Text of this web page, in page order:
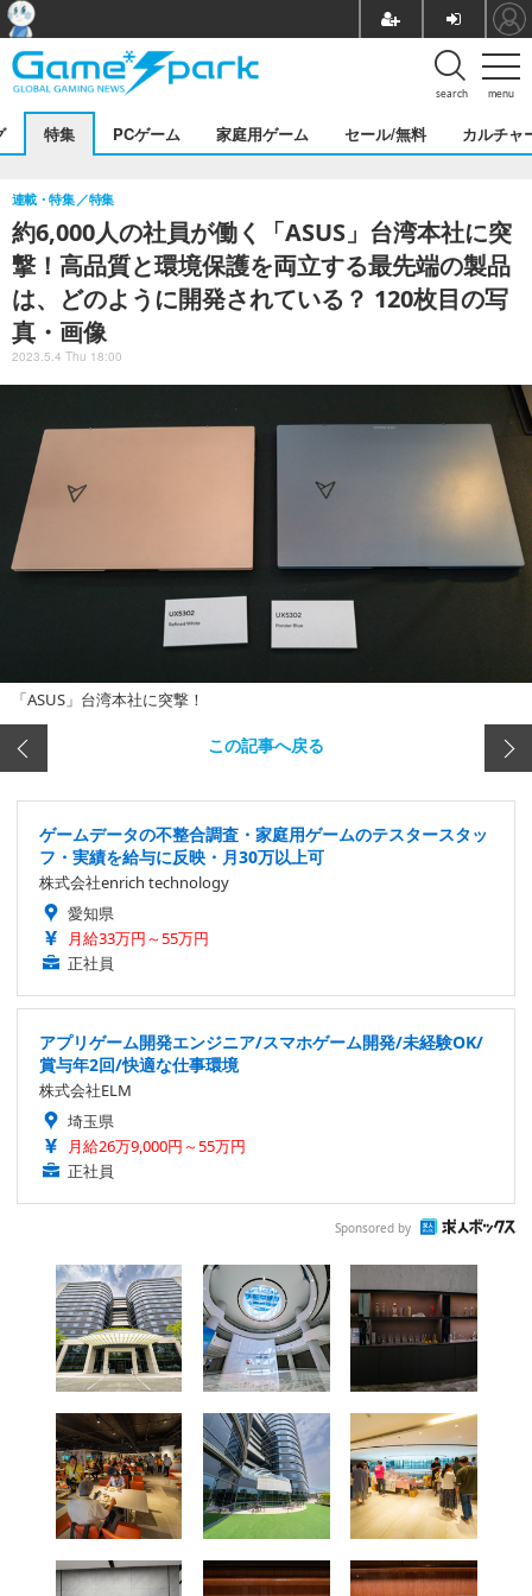
menu
search
特集 PCゲーム 家庭用ゲーム セール/無料 カルチャ
約6,000人の社員が働く「ASUS」台湾本社に突
撃！高品質と環境保護を両立する最先端の製品
は、どのように開発されている？ 120枚目の写
真・画像
連載・特集 特集
2023.5.4 Thu 18:00
「ASUS」台湾本社に突撃！
この記事へ戻る
ゲームデータの不整合調査・家庭用ゲームのテスタースタッ
フ・実績を給与に反映・月30万以上可
株式会社enrich technology
愛知県
月給33万円～55万円
正社員
アプリゲーム開発エンジニア/スマホゲーム開発/未経験OK/
賞与年2回/快適な仕事環境
株式会社ELM
埼玉県
月給26万9,000円～55万円
正社員
Sponsored by